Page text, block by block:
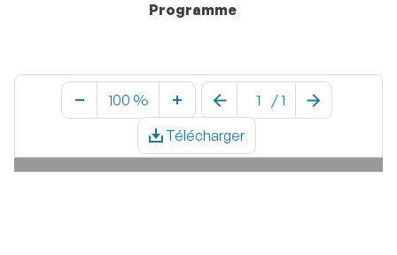
Programme
100 % /1
Télécharger